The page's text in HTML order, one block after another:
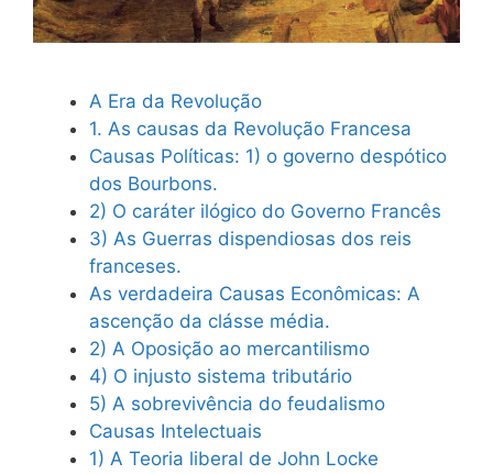
A Era da Revolução
1. As causas da Revolução Francesa
Causas Políticas: 1) o governo despótico
dos Bourbons.
2) O caráter ilógico do Governo Francês
3) As Guerras dispendiosas dos reis
franceses.
As verdadeira Causas Econômicas: A
ascenção da clásse média.
2) A Oposição ao mercantilismo
4) O injusto sistema tributário
5) A sobrevivência do feudalismo
Causas Intelectuais
1) A Teoria liberal de John Locke